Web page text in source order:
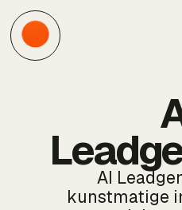
AI
kunstmatige